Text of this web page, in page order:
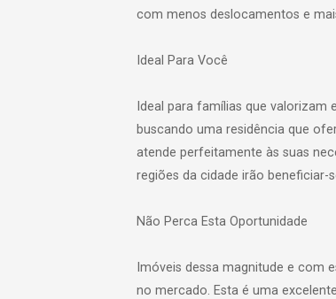
com menos deslocamentos e
Ideal Para Você
Ideal para famílias que
buscando uma residência que
atende perfeitamente às suas
regiões da cidade irão
Não Perca Esta Oportunidade
Imóveis dessa magnitude e com
no mercado. Esta é uma